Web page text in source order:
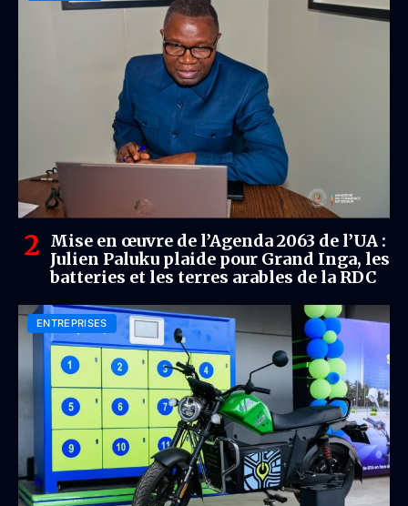
Mise en œuvre de l’Agenda 2063 de l’UA :
Julien Paluku plaide pour Grand Inga, les
batteries et les terres arables de la RDC
ENTREPRISES